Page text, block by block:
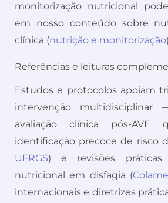
monitorização nutricional
em nosso conteúdo sobre
clínica (nutrição e monitorização
Referências e leituras
Estudos e protocolos apoiam
intervenção multidisciplinar
avaliação clínica pós-AVE
identificação precoce de risco
UFRGS) e revisões práticas
nutricional em disfagia (
internacionais e diretrizes